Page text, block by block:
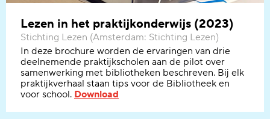
Lezen in het praktijkonderwijs (2023)
Stichting Lezen (Amsterdam: Stichting Lezen)
In deze brochure worden de ervaringen van drie
deelnemende praktijkscholen aan de pilot over
samenwerking met bibliotheken beschreven. Bij elk
praktijkverhaal staan tips voor de Bibliotheek en
voor school. Download